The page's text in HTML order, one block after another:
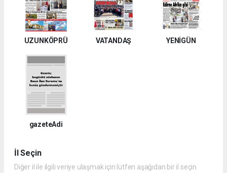
UZUNKÖPRÜ VATANDAŞ YENİGÜN
gazeteAdi
İl Seçin
Diğer il ile ilgili veriye ulaşmak için lütfen aşağıdan bir il seçin